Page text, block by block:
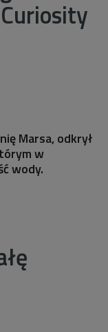
Marsa, odkrył
w
wody.